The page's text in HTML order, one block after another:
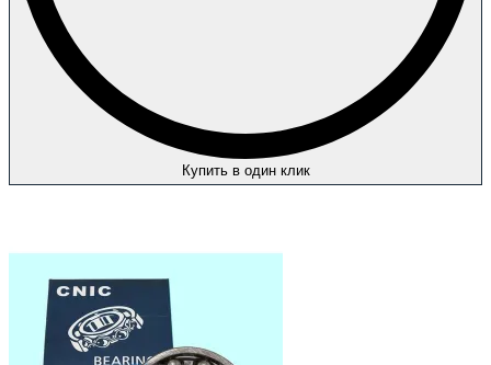
Купить в один клик